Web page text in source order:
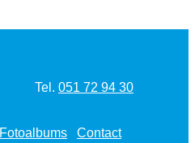
051 72 94 30
Fotoalbums Contact